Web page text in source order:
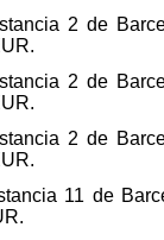
2 de
2 de
2 de
11 de